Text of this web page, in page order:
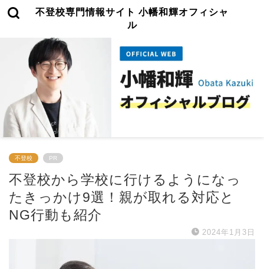
不登校専門情報サイト 小幡和輝オフィシャ
ル
不登校 PR
不登校から学校に行けるようになっ
たきっかけ9選！親が取れる対応と
NG行動も紹介
2024年1月3日